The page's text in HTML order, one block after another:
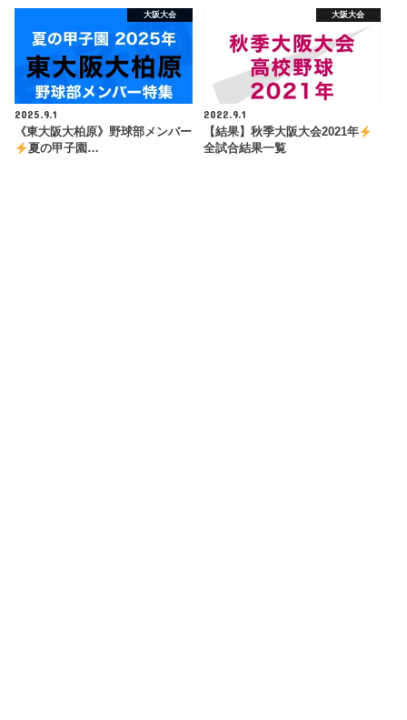
大阪大会
2025.9.1
《東大阪大柏原》野球部メンバー
夏の甲子園…
大阪大会
2022.9.1
【結果】秋季大阪大会2021年
全試合結果一覧